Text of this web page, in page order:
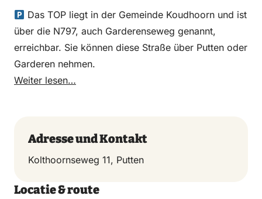
Das TOP liegt in der Gemeinde Koudhoorn und ist
über die N797, auch Garderenseweg genannt,
erreichbar. Sie können diese Straße über Putten oder
Garderen nehmen.
Weiter lesen…
Adresse und Kontakt
Kolthoornseweg 11, Putten
Locatie & route